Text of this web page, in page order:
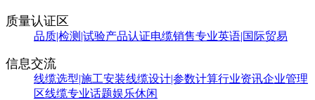
质量认证区
品质|检测|试验产品认证电缆销售专业英语|国际贸易
信息交流
线缆选型|施工安装线缆设计|参数计算行业资讯企业管理
区线缆专业话题娱乐休闲